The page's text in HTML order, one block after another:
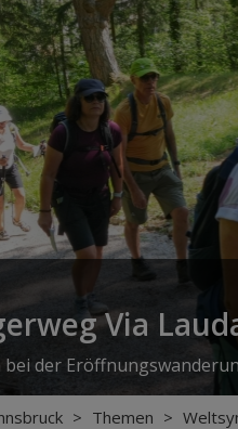
Via
bei der
> Themen >